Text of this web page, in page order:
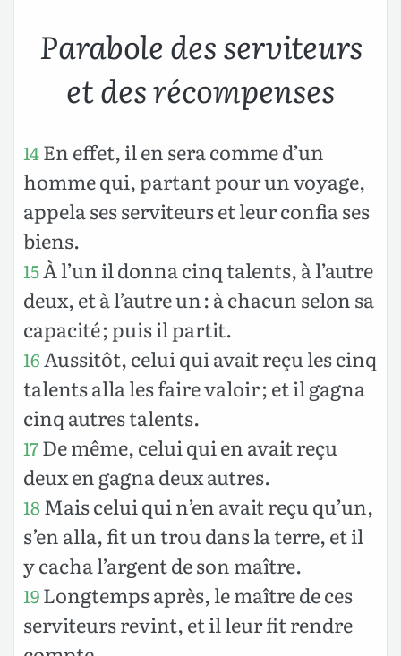
Parabole des serviteurs
et des récompenses
14En effet, il en sera comme d’un
homme qui, partant pour un voyage,
appela ses serviteurs et leur confia ses
biens.
15À l’un il donna cinq talents, à l’autre
deux, et à l’autre un : à chacun selon sa
capacité ; puis il partit.
16Aussitôt, celui qui avait reçu les cinq
talents alla les faire valoir ; et il gagna
cinq autres talents.
17De même, celui qui en avait reçu
deux en gagna deux autres.
18Mais celui qui n’en avait reçu qu’un,
s’en alla, fit un trou dans la terre, et il
y cacha l’argent de son maître.
19Longtemps après, le maître de ces
serviteurs revint, et il leur fit rendre